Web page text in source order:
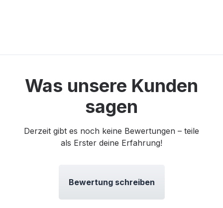
Was unsere Kunden
sagen
Derzeit gibt es noch keine Bewertungen – teile
als Erster deine Erfahrung!
Bewertung schreiben